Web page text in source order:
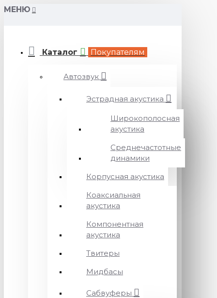
МЕНЮ
Каталог Покупателям
Автозвук
Эстрадная акустика
Широкополосная
акустика
Среднечастотные
динамики
Корпусная акустика
Коаксиальная
акустика
Компонентная
акустика
Твитеры
Мидбасы
Сабвуферы